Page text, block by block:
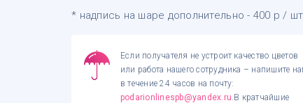
* надпись на шаре дополнительно - 400 р / шт
Если получателя не устроит качество цветов
или работа нашего сотрудника – напишите
в течение 24 часов на почту:
podarionlinespb@yandex.ru.В кратчайшие